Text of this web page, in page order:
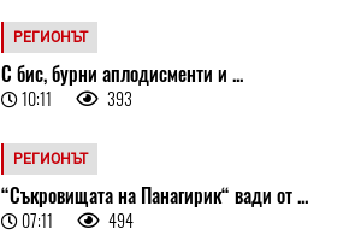
РЕГИОНЪТ
С бис, бурни аплодисменти и ...
10:11 393
РЕГИОНЪТ
“Съкровищата на Панагирик“ вади от ...
07:11 494